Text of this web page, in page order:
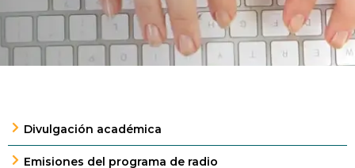
Divulgación académica
Emisiones del programa de radio